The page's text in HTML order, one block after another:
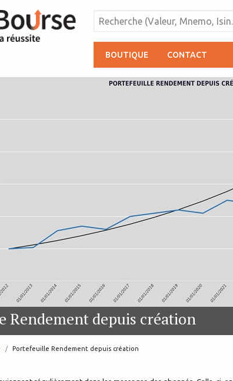
BOUTIQUE CONTACT
Rendement depuis création
page:
Portefeuille Rendement depuis création